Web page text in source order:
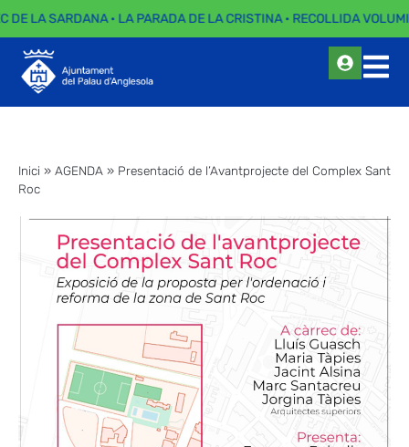
DE LA SARDANA · LA PARADA DE LA CRISTINA · RECOLLIDA
Inici » AGENDA » Presentació de l’Avantprojecte del Complex Sant
Roc